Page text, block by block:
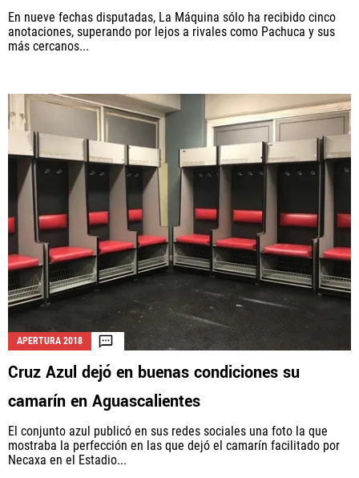
En nueve fechas disputadas, La Máquina sólo ha recibido cinco
anotaciones, superando por lejos a rivales como Pachuca y sus
más cercanos...
APERTURA 2018
Cruz Azul dejó en buenas condiciones su
camarín en Aguascalientes
El conjunto azul publicó en sus redes sociales una foto la que
mostraba la perfección en las que dejó el camarín facilitado por
Necaxa en el Estadio...